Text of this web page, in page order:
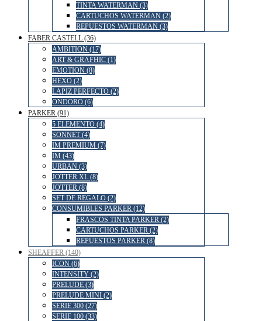
TINTA WATERMAN (3)
CARTUCHOS WATERMAN (2)
REPUESTOS WATERMAN (3)
FABER CASTELL (36)
AMBITION (17)
ART & GRAFHIC (1)
EMOTION (8)
HEXO (2)
LAPIZ PERFECTO (2)
ONDORO (6)
PARKER (91)
5 ELEMENTO (4)
SONNET (4)
IM PREMIUM (7)
IM (43)
URBAN (3)
JOTTER XL (8)
JOTTER (8)
SET DE REGALO (2)
CONSUMIBLES PARKER (12)
FRASCOS TINTA PARKER (2)
CARTUCHOS PARKER (2)
REPUESTOS PARKER (8)
SHEAFFER (140)
ICON (6)
INTENSITY (2)
PRELUDE (3)
PRELUDE MINI (2)
SERIE 300 (27)
SERIE 100 (33)